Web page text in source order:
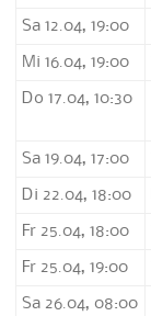
Sa 12.04, 19:00
Mi 16.04, 19:00
Do 17.04, 10:30
Sa 19.04, 17:00
Di 22.04, 18:00
Fr 25.04, 18:00
Fr 25.04, 19:00
Sa 26.04, 08:00